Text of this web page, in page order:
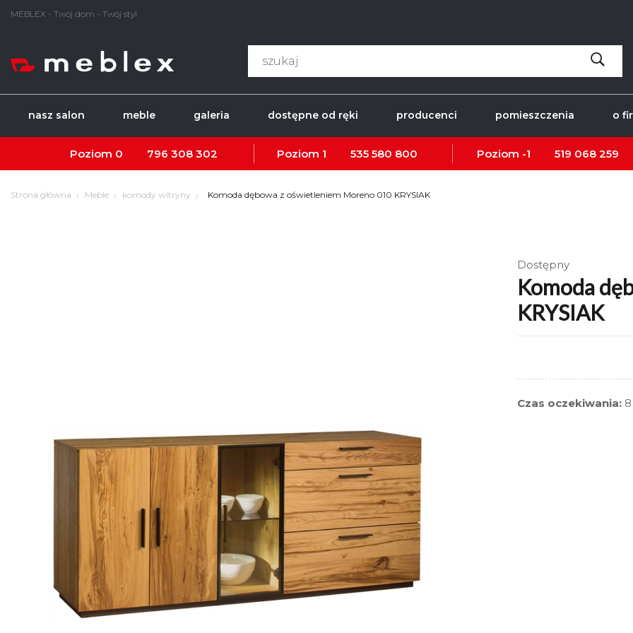
MEBLEX - Twój dom - Twój styl
nasz salon meble galeria dostępne od ręki producenci pomieszczenia o
Poziom 0 796 308 302 Poziom 1 535 580 800 Poziom -1 519 068 259
Strona główna Meble komody witryny Komoda dębowa z oświetleniem Moreno 010 KRYSIAK
Dostępny
Komoda
KRYSIAK
Czas oczekiwania: